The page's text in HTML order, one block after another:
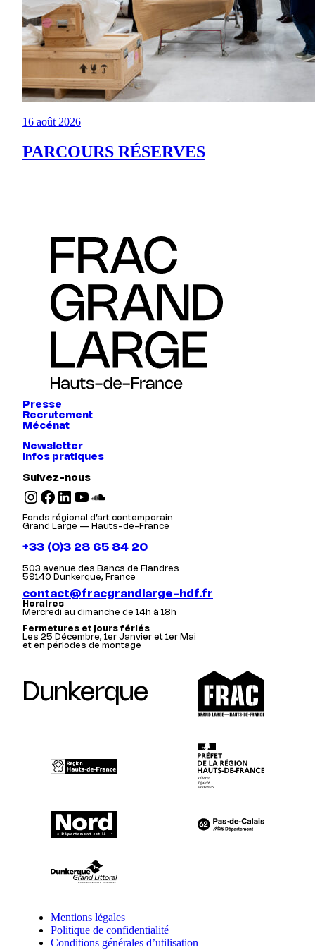
16 août 2026
PARCOURS RÉSERVES
Presse
Recrutement
Mécénat
Newsletter
Infos pratiques
Suivez-nous
Instagram Facebook LinkedIn YouTube SoundCloud
Fonds régional d’art contemporain
Grand Large — Hauts-de-France
+33 (0)3 28 65 84 20
503 avenue des Bancs de Flandres
59140 Dunkerque, France
contact@fracgrandlarge-hdf.fr
Horaires
Mercredi au dimanche de 14h à 18h
Fermetures et jours fériés
Les 25 Décembre, 1er Janvier et 1er Mai
et en périodes de montage
Dunkerque
Mentions légales
Politique de confidentialité
Conditions générales d’utilisation